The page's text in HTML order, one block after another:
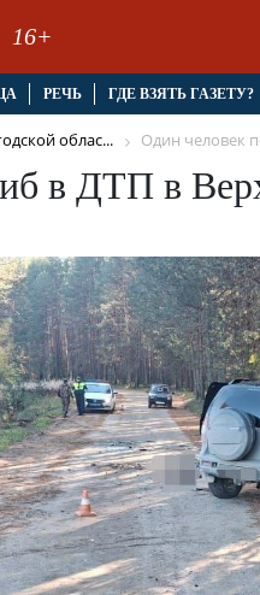
16+
РЕЧЬ ГДЕ ВЗЯТЬ ГАЗЕТУ?
облас... Один человек
в ДТП в